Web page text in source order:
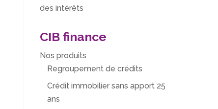
des intérêts
CIB finance
Nos produits
Regroupement de crédits
Crédit immobilier sans apport 25
ans